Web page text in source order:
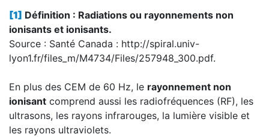
[1] Définition : Radiations ou rayonnements non
ionisants et ionisants.
Source : Santé Canada : http://spiral.univ-
lyon1.fr/files_m/M4734/Files/257948_300.pdf.
En plus des CEM de 60 Hz, le rayonnement non
ionisant comprend aussi les radiofréquences (RF), les
ultrasons, les rayons infrarouges, la lumière visible et
les rayons ultraviolets.